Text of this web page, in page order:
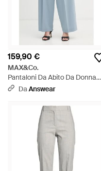
159,90 €
MAX&Co.
Pantaloni Da Abito Da Donna
Con Lana Mcofonte - Blu
DaAnswear